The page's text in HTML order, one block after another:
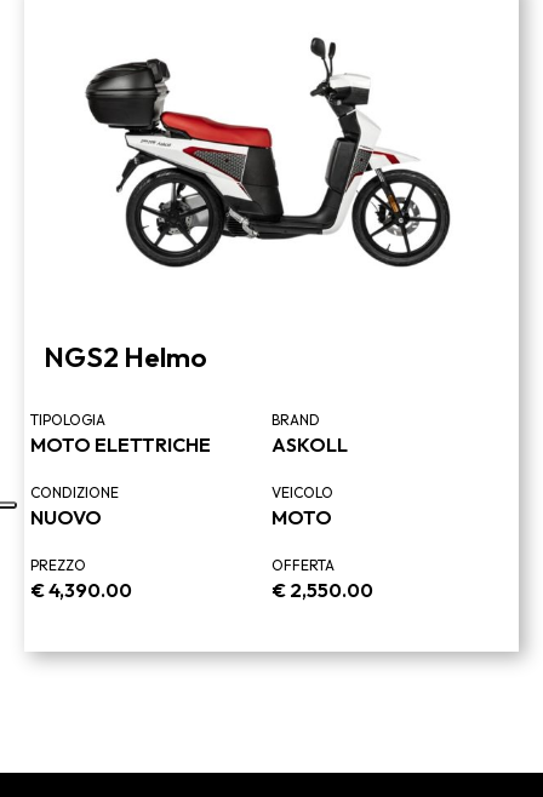
NGS2 Helmo
TIPOLOGIA
MOTO ELETTRICHE
BRAND
ASKOLL
CONDIZIONE
NUOVO
VEICOLO
MOTO
PREZZO
€4,390.00
OFFERTA
€ 2,550.00